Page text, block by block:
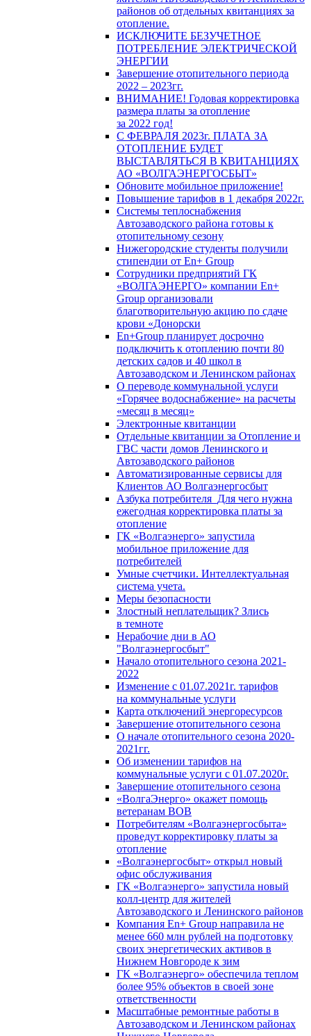
районов об отдельных квитанциях за
отопление.
ИСКЛЮЧИТЕ БЕЗУЧЕТНОЕ
ПОТРЕБЛЕНИЕ ЭЛЕКТРИЧЕСКОЙ
ЭНЕРГИИ
Завершение отопительного периода
2022 – 2023гг.
ВНИМАНИЕ! Годовая корректировка
размера платы за отопление
за 2022 год!
С ФЕВРАЛЯ 2023г. ПЛАТА ЗА
ОТОПЛЕНИЕ БУДЕТ
ВЫСТАВЛЯТЬСЯ В КВИТАНЦИЯХ
АО «ВОЛГАЭНЕРГОСБЫТ»
Обновите мобильное приложение!
Повышение тарифов в 1 декабря 2022г.
Системы теплоснабжения
Автозаводского района готовы к
отопительному сезону
Нижегородские студенты получили
стипендии от En+ Group
Сотрудники предприятий ГК
«ВОЛГАЭНЕРГО» компании En+
Group организовали
благотворительную акцию по сдаче
крови «Донорски
En+Group планирует досрочно
подключить к отоплению почти 80
детских садов и 40 школ в
Автозаводском и Ленинском районах
О переводе коммунальной услуги
«Горячее водоснабжение» на расчеты
«месяц в месяц»
Электронные квитанции
Отдельные квитанции за Отопление и
ГВС части домов Ленинского и
Автозаводского районов
Автоматизированные сервисы для
Клиентов АО Волгаэнергосбыт
Азбука потребителя_Для чего нужна
ежегодная корректировка платы за
отопление
ГК «Волгаэнерго» запустила
мобильное приложение для
потребителей
Умные счетчики. Интеллектуальная
система учета.
Меры безопасности
Злостный неплательщик? Злись
в темноте
Нерабочие дни в АО
"Волгаэнергосбыт"
Начало отопительного сезона 2021-
2022
Изменение с 01.07.2021г. тарифов
на коммунальные услуги
Карта отключений энергоресурсов
Завершение отопительного сезона
О начале отопительного сезона 2020-
2021гг.
Об изменении тарифов на
коммунальные услуги с 01.07.2020г.
Завершение отопительного сезона
«ВолгаЭнерго» окажет помощь
ветеранам ВОВ
Потребителям «Волгаэнергосбыта»
проведут корректировку платы за
отопление
«Волгаэнергосбыт» открыл новый
офис обслуживания
ГК «Волгаэнерго» запустила новый
колл-центр для жителей
Автозаводского и Ленинского районов
Компания En+ Group направила не
менее 660 млн рублей на подготовку
своих энергетических активов в
Нижнем Новгороде к зим
ГК «Волгаэнерго» обеспечила теплом
более 95% объектов в своей зоне
ответственности
Масштабные ремонтные работы в
Автозаводском и Ленинском районах